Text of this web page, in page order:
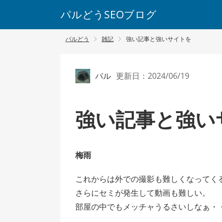
パルどうSEOブログ
パルどう 雑記 強い記事と強いサイトを
パル 更新日：2024/06/19
強い記事と強
梅雨
これからは外での撮影も難しくなってく
さらにセミが発生して動画も難しい。
部屋の中でもメッチャうるさいしなぁ・